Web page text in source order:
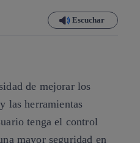
Escuchar
de mejorar los
las herramientas
tenga el control
mayor seguridad en